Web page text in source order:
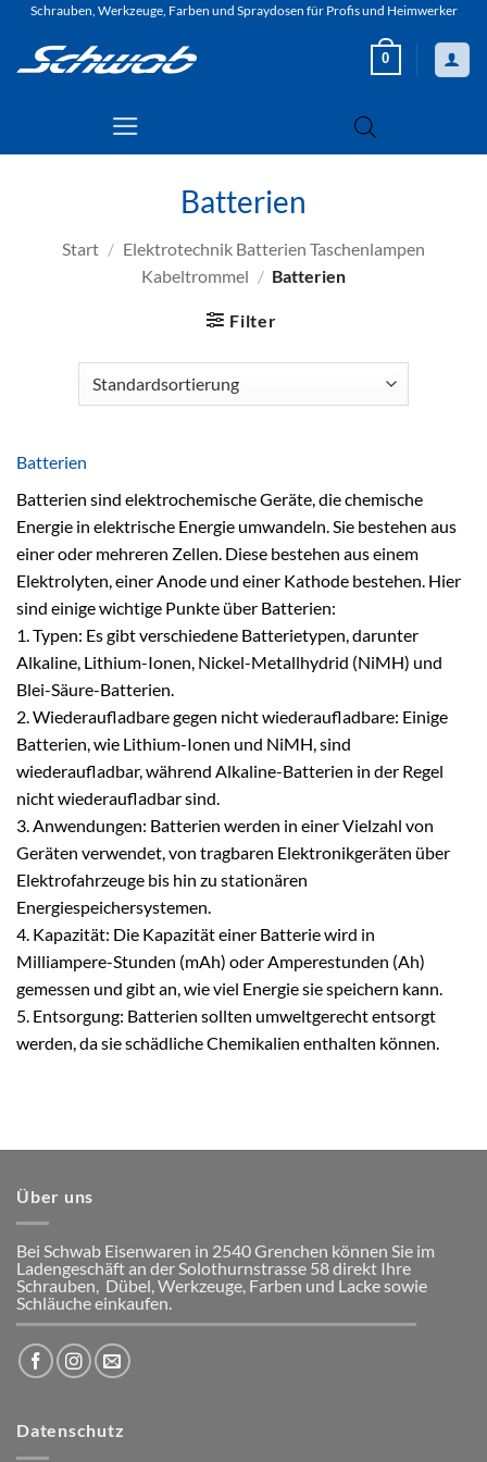
Zum
springen
Schrauben, Werkzeuge, Farben und Spraydosen für Profis und Heimwerker
0
Batterien
Start / Elektrotechnik Batterien Taschenlampen
Kabeltrommel / Batterien
Filter
Batterien
Batterien sind elektrochemische Geräte, die chemische
Energie in elektrische Energie umwandeln. Sie bestehen aus
einer oder mehreren Zellen. Diese bestehen aus einem
Elektrolyten, einer Anode und einer Kathode bestehen. Hier
sind einige wichtige Punkte über Batterien:
1. Typen: Es gibt verschiedene Batterietypen, darunter
Alkaline, Lithium-Ionen, Nickel-Metallhydrid (NiMH) und
Blei-Säure-Batterien.
2. Wiederaufladbare gegen nicht wiederaufladbare: Einige
Batterien, wie Lithium-Ionen und NiMH, sind
wiederaufladbar, während Alkaline-Batterien in der Regel
nicht wiederaufladbar sind.
3. Anwendungen: Batterien werden in einer Vielzahl von
Geräten verwendet, von tragbaren Elektronikgeräten über
Elektrofahrzeuge bis hin zu stationären
Energiespeichersystemen.
4. Kapazität: Die Kapazität einer Batterie wird in
Milliampere-Stunden (mAh) oder Amperestunden (Ah)
gemessen und gibt an, wie viel Energie sie speichern kann.
5. Entsorgung: Batterien sollten umweltgerecht entsorgt
werden, da sie schädliche Chemikalien enthalten können.
Über uns
Bei Schwab Eisenwaren in 2540 Grenchen können Sie im
Ladengeschäft an der Solothurnstrasse 58direkt Ihre
Schrauben, Dübel, Werkzeuge, Farben und Lackesowie
Schläuche einkaufen.
Datenschutz